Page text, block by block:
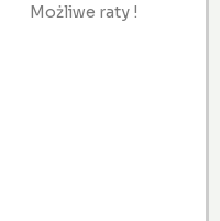
Możliwe raty !